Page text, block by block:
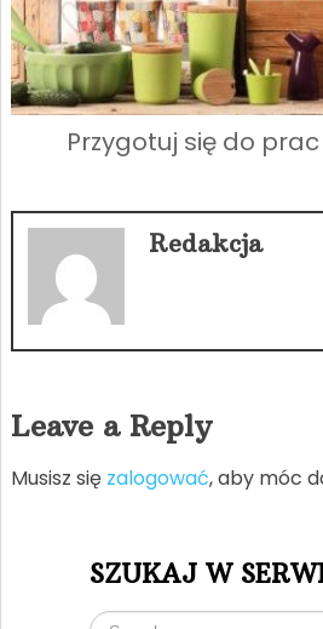
Przygotuj się do
Redakcja
Leave a Reply
Musisz się zalogować, aby móc
SZUKAJ W